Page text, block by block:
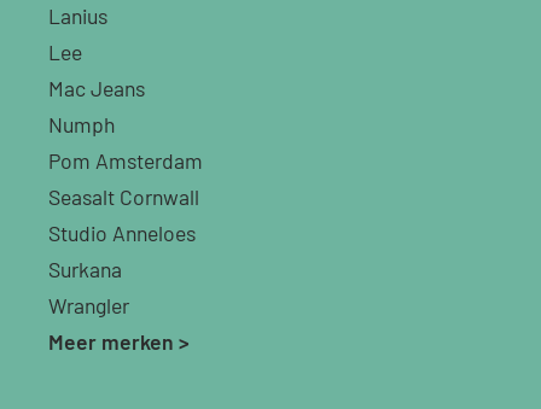
Lanius
Lee
Mac Jeans
Numph
Pom Amsterdam
Seasalt Cornwall
Studio Anneloes
Surkana
Wrangler
Meer merken >